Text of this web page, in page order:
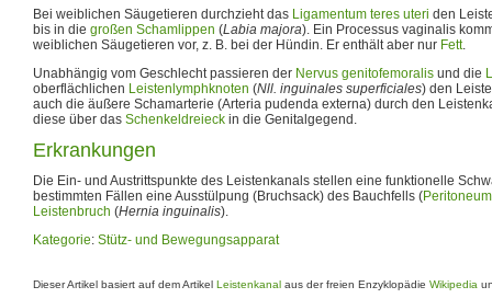
Bei weiblichen Säugetieren durchzieht das Ligamentum teres uteri den
bis in die großen Schamlippen (Labia majora). Ein Processus vaginalis
weiblichen Säugetieren vor, z. B. bei der Hündin. Er enthält aber nur Fett.
Unabhängig vom Geschlecht passieren der Nervus genitofemoralis und die
oberflächlichen Leistenlymphknoten (Nll. inguinales superficiales) den
auch die äußere Schamarterie (Arteria pudenda externa) durch den
diese über das Schenkeldreieck in die Genitalgegend.
Erkrankungen
Die Ein- und Austrittspunkte des Leistenkanals stellen eine funktionelle
bestimmten Fällen eine Ausstülpung (Bruchsack) des Bauchfells (Peritoneum
Leistenbruch (Hernia inguinalis).
Kategorie: Stütz- und Bewegungsapparat
Dieser Artikel basiert auf dem Artikel Leistenkanal aus der freien Enzyklopädie Wikipedia